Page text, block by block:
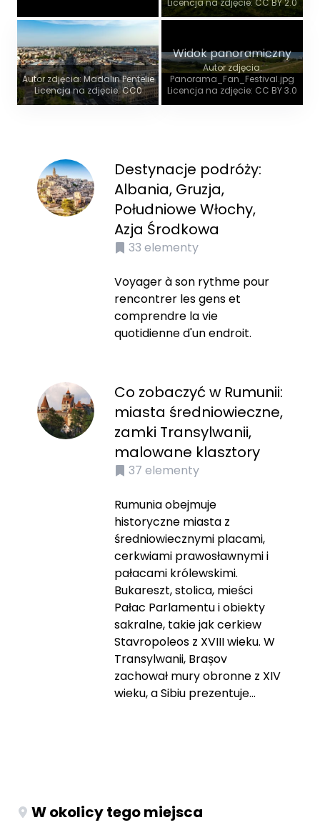
Licencja na zdjęcie: CC BY 2.0
Autor zdjęcia: Madalin Pentelie
Licencja na zdjęcie: CC0
Widok panoramiczny
Autor zdjęcia:
Panorama_Fan_Festival.jpg
Licencja na zdjęcie: CC BY 3.0
Destynacje podróży:
Albania, Gruzja,
Południowe Włochy,
Azja Środkowa
33 elementy
Voyager à son rythme pour
rencontrer les gens et
comprendre la vie
quotidienne d'un endroit.
Co zobaczyć w Rumunii:
miasta średniowieczne,
zamki Transylwanii,
malowane klasztory
37 elementy
Rumunia obejmuje
historyczne miasta z
średniowiecznymi placami,
cerkwiami prawosławnymi i
pałacami królewskimi.
Bukareszt, stolica, mieści
Pałac Parlamentu i obiekty
sakralne, takie jak cerkiew
Stavropoleos z XVIII wieku. W
Transylwanii, Brașov
zachował mury obronne z XIV
wieku, a Sibiu prezentuje...
W okolicy tego miejsca